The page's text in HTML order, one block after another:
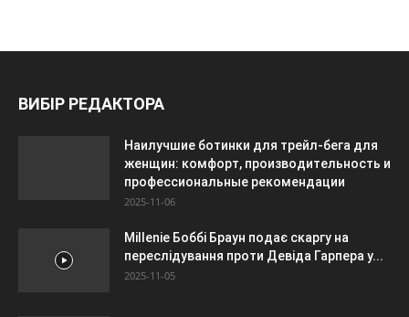
ВИБІР РЕДАКТОРА
Наилучшие ботинки для трейл-бега для
женщин: комфорт, производительность и
профессиональные рекомендации
2025-11-06
Millenie Боббі Браун подає скаргу на
переслідування проти Девіда Гарпера у...
2025-11-05